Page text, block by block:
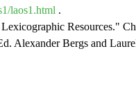
laos1.html .
Resources."
Alexander Bergs and